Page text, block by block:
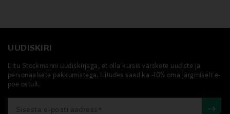
UUDISKIRI
Liitu Stockmanni uudiskirjaga, et olla kursis värskete uudiste ja
personaalsete pakkumistega. Liitudes saad ka -10% oma järgmiselt e-
poe ostult.